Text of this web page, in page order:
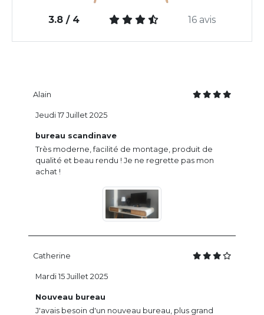
3.8 / 4 16 avis
Alain
bureau scandinave
Très moderne, facilité de montage, produit de
qualité et beau rendu ! Je ne regrette pas mon
achat !
Jeudi 17 Juillet 2025
Catherine
Nouveau bureau
J'avais besoin d'un nouveau bureau, plus grand
Mardi 15 Juillet 2025